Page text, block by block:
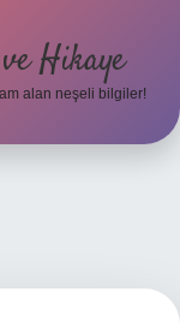
Hikaye
alan neşeli bilgiler!